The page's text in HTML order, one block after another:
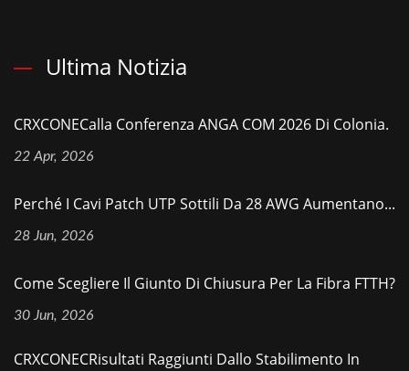
Ultima Notizia
CRXCONECalla Conferenza ANGA COM 2026 Di Colonia.
22 Apr, 2026
Perché I Cavi Patch UTP Sottili Da 28 AWG Aumentano...
28 Jun, 2026
Come Scegliere Il Giunto Di Chiusura Per La Fibra FTTH?
30 Jun, 2026
CRXCONECRisultati Raggiunti Dallo Stabilimento In